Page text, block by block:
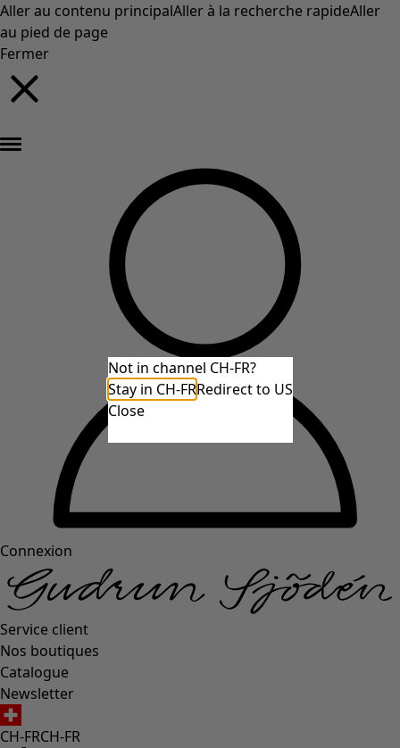
Aller au contenu principalAller à la recherche rapideAller
au pied de page
Fermer
Connexion
Service client
Nos boutiques
Catalogue
Newsletter
CH-FRCH-FR
Not in channel CH-FR?
Stay in CH-FRRedirect to US
Close